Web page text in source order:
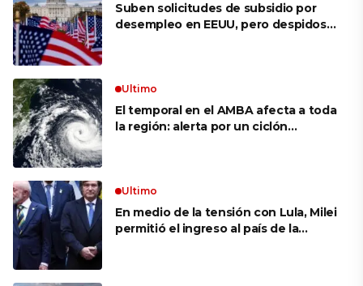
Suben solicitudes de subsidio por
desempleo en EEUU, pero despidos
Ultimo
El temporal en el AMBA afecta a toda
la región: alerta por un ciclón
Ultimo
En medio de la tensión con Lula, Milei
permitió el ingreso al país de la